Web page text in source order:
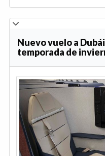
Nuevo vuelo a
temporada de